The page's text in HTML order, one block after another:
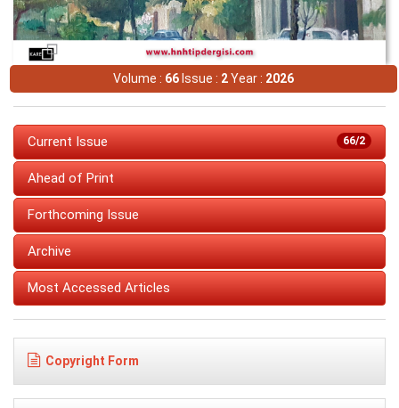
Volume : 66Issue : 2Year : 2026
66/2
Current Issue
Ahead of Print
Forthcoming Issue
Archive
Most Accessed Articles
Copyright Form